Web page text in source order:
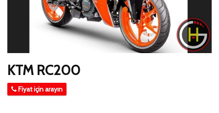
KTM RC200
Fiyat için arayın